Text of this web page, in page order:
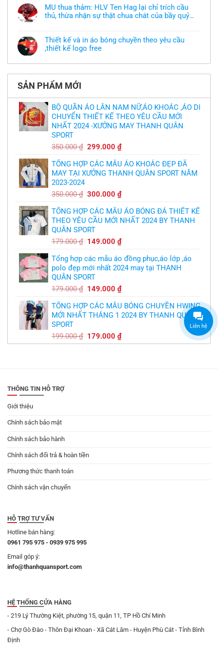
áo
thun
đồng
chưa
có
mẫu
thì
làm
bình
luận
ở
Xưởng
khoác
theo
yêu
thiết
tại
TPHCM
MU thua thảm: HLV Ten Hag lại chỉ trích cầu
thủ, thừa nhận sự thật chua chát của bầy quỷ
bình
luận
ở
MU
thảm:
Hag
lại
trích
cầu
thủ,
thừa
nhận
sự
thật
chát
bầy
quỷ
nhỏ
Thiết kế và in áo bóng chuyền theo yêu cầu
,thiết kế logo free
có
luận
Thiết
và
in
áo
bóng
chuyền
theo
yêu
,thiết
free
SẢN PHẨM MỚI
BỘ QUẦN ÁO LÂN NAM NỮ,ÁO KHOÁC ,ÁO DI
CHUYỂN THIẾT KẾ THEO YÊU CẦU MỚI
NHẤT 2024 -XƯỞNG MAY THANH QUÂN
SPORT
350.000₫ Giá
là:
350.000 ₫.
299.000₫Giá
tại
là:
TỔNG HỢP CÁC MẪU ÁO KHOÁC ĐẸP ĐÃ
MAY TẠI XƯỞNG THANH QUÂN SPORT NĂM
2023-2024
350.000₫ Giá
là:
350.000 ₫.
300.000₫Giá
tại
là:
TỔNG HỢP CÁC MẪU ÁO BÓNG ĐÁ THIẾT KẾ
THEO YÊU CẦU MỚI NHẤT 2024 BY THANH
QUÂN SPORT
179.000₫ Giá
là:
179.000 ₫.
149.000₫Giá
tại
là:
Tổng hợp các mẫu áo đồng phục,áo lớp ,áo
polo đẹp mới nhất 2024 may tại THANH
QUÂN SPORT
179.000₫ Giá
là:
179.000 ₫.
149.000₫Giá
tại
là:
TỔNG HỢP CÁC MẪU BÓNG CHUYỀN HWING
MỚI NHẤT THÁNG 1 2024 BY THANH QUÂN
SPORT
199.000₫ Giá
gốc
179.000₫Giá
hiện
THÔNG TIN HỖ TRỢ
Giới thiệu
Chính sách bảo mật
Chính sách bảo hành
Chính sách đổi trả & hoàn tiền
Phương thức thanh toán
Chính sách vận chuyển
HỖ TRỢ TƯ VẤN
Hotline bán hàng:
0961 795 975 - 0939 975 995
Email góp ý:
info@thanhquansport.com
HỆ THỐNG CỬA HÀNG
- 219 Lý Thường Kiệt, phường 15, quận 11, TP Hồ Chí Minh
- Chợ Gò Đào - Thôn Đại Khoan - Xã Cát Lâm - Huyện Phù Cát - Tỉnh Bình
Định
Liên hệ